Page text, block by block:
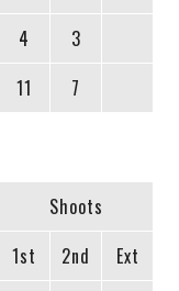
4
3
11 7
Shoots
1st
2nd
Ext